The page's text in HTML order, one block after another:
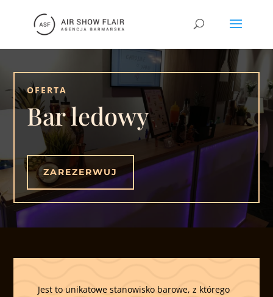
OFERTA
Bar ledowy
ZAREZERWUJ
Jest to unikatowe stanowisko barowe, z którego